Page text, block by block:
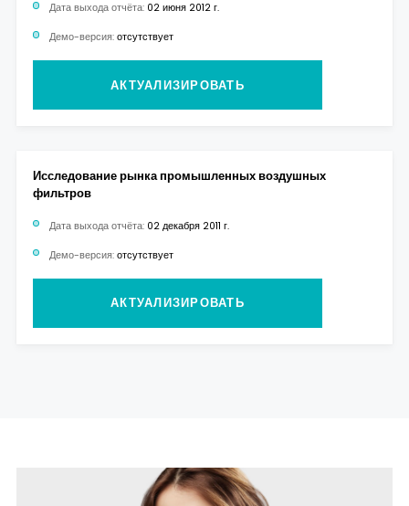
Дата выхода отчёта: 02 июня 2012 г.
Демо-версия: отсутствует
АКТУАЛИЗИРОВАТЬ
Исследование рынка промышленных воздушных
фильтров
Дата выхода отчёта: 02 декабря 2011 г.
Демо-версия: отсутствует
АКТУАЛИЗИРОВАТЬ